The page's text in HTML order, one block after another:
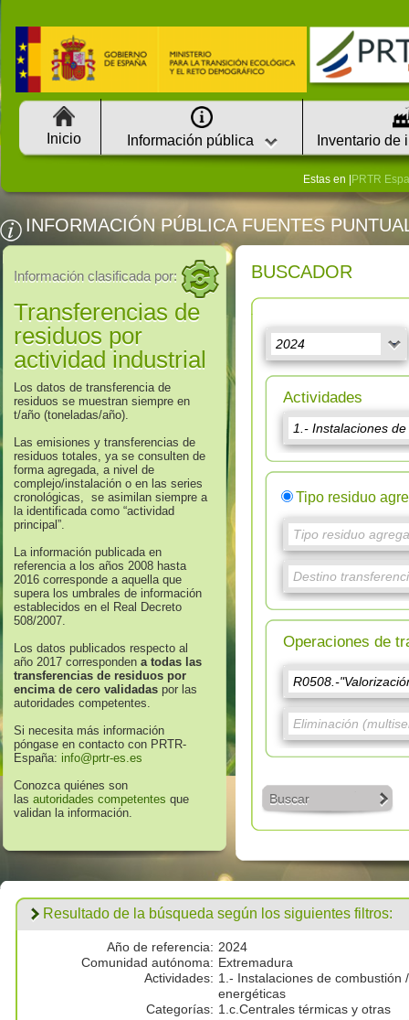
Inicio Información pública Inventario de
Estas en | PRTR
INFORMACIÓN PÚBLICA FUENTES
Información clasificada por:
Transferencias de
residuos por
actividad industrial
Los datos de transferencia de
residuos se muestran siempre en
t/año (toneladas/año).
Las emisiones y transferencias de
residuos totales, ya se consulten de
forma agregada, a nivel de
complejo/instalación o en las series
cronológicas, se asimilan siempre a
la identificada como “actividad
principal”.
La información publicada en
referencia a los años 2008 hasta
2016 corresponde a aquella que
supera los umbrales de información
establecidos en el Real Decreto
508/2007.
Los datos publicados respecto al
año 2017 corresponden a todas las
transferencias de residuos por
encima de cero validadas por las
autoridades competentes.
Si necesita más información
póngase en contacto con PRTR-
España: info@prtr-es.es
Conozca quiénes son
las autoridades competentes que
validan la información.
BUSCADOR
Actividades
Tipo residuo
Operaciones de
Buscar
Resultado de la búsqueda según los siguientes filtros:
Año de referencia: 2024
Comunidad autónoma: Extremadura
Actividades: 1.- Instalaciones de combustión /
energéticas
Categorías: 1.c.Centrales térmicas y otras